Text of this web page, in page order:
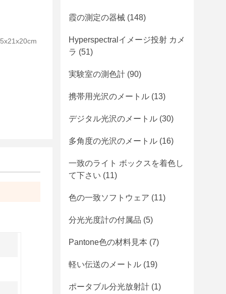
霞の測定の器械 (148)
Hyperspectralイメージ投射 カメ
ラ (51)
実験室の測色計 (90)
携帯用光沢のメートル (13)
デジタル光沢のメートル (30)
多角度の光沢のメートル (16)
一致のライト ボックスを着色し
て下さい (11)
色の一致ソフトウェア (11)
分光光度計の付属品 (5)
Pantone色の材料見本 (7)
軽い伝送のメートル (19)
ポータブル分光放射計 (1)